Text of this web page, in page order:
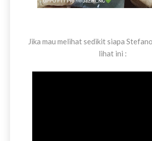
Jika mau melihat sedikit siapa
lihat ini :